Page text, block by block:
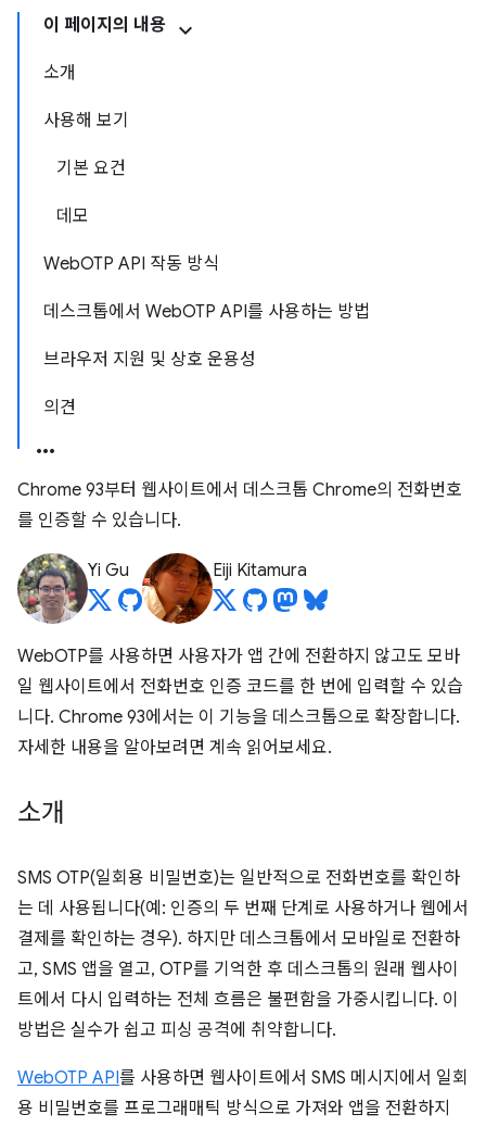
이 페이지의 내용
소개
사용해 보기
기본 요건
데모
WebOTP API 작동 방식
데스크톱에서 WebOTP API를 사용하는 방법
브라우저 지원 및 상호 운용성
의견
Chrome 93부터 웹사이트에서 데스크톱 Chrome의 전화번호
를 인증할 수 있습니다.
Yi Gu Eiji Kitamura
WebOTP를 사용하면 사용자가 앱 간에 전환하지 않고도 모바
일 웹사이트에서 전화번호 인증 코드를 한 번에 입력할 수 있습
니다. Chrome 93에서는 이 기능을 데스크톱으로 확장합니다.
자세한 내용을 알아보려면 계속 읽어보세요.
소개
SMS OTP(일회용 비밀번호)는 일반적으로 전화번호를 확인하
는 데 사용됩니다(예: 인증의 두 번째 단계로 사용하거나 웹에서
결제를 확인하는 경우). 하지만 데스크톱에서 모바일로 전환하
고, SMS 앱을 열고, OTP를 기억한 후 데스크톱의 원래 웹사이
트에서 다시 입력하는 전체 흐름은 불편함을 가중시킵니다. 이
방법은 실수가 쉽고 피싱 공격에 취약합니다.
WebOTP API를 사용하면 웹사이트에서 SMS 메시지에서 일회
용 비밀번호를 프로그래매틱 방식으로 가져와 앱을 전환하지